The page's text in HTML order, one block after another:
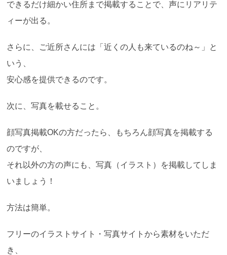
できるだけ細かい住所まで掲載することで、声にリアリテ
ィーが出る。
さらに、ご近所さんには「近くの人も来ているのね～」と
いう、
安心感を提供できるのです。
次に、写真を載せること。
顔写真掲載OKの方だったら、もちろん顔写真を掲載する
のですが、
それ以外の方の声にも、写真（イラスト）を掲載してしま
いましょう！
方法は簡単。
フリーのイラストサイト・写真サイトから素材をいただ
き、